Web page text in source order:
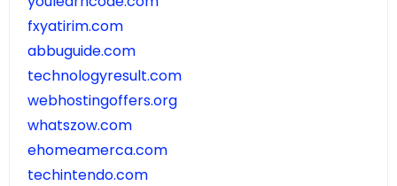
fxyatirim.com
abbuguide.com
technologyresult.com
webhostingoffers.org
whatszow.com
ehomeamerca.com
techintendo.com